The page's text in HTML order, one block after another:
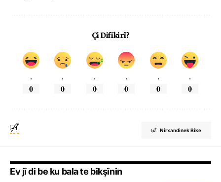
Çi Difikirî?
.
0
.
0
.
0
.
0
.
0
.
0
Nirxandinek Bike
Ev jî di be ku bala te bikşînin